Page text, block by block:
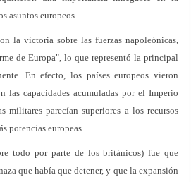
asuntos europeos.
la victoria sobre las fuerzas napoleónicas,
de Europa", lo que representó la principal
En efecto, los países europeos vieron
las capacidades acumuladas por el Imperio
militares parecían superiores a los recursos
potencias europeas.
todo por parte de los británicos) fue que
que había que detener, y que la expansión